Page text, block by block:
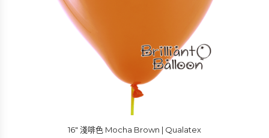
16″ 淺啡色 Mocha Brown | Qualatex